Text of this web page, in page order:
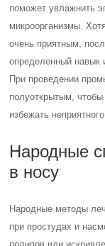
поможет увлажнить
микроорганизмы.
очень приятным,
определенный навык
При проведении
полуоткрытым, чтобы
избежать
Народные
в носу
Народные методы
при простудах и